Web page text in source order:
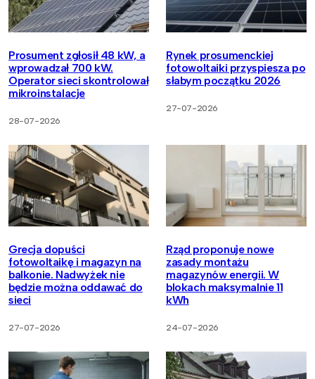
Prosument zgłosił 48 kW, a
wprowadzał 700 kW.
Operator sieci skontrolował
mikroinstalacje
28-07-2026
Rynek prosumenckiej
fotowoltaiki przyspiesza po
słabym początku 2026
27-07-2026
Grecja dopuści
fotowoltaikę i magazyn na
balkonie. Nadwyżek nie
będzie można oddawać do
sieci
27-07-2026
Rząd proponuje nowe
zasady montażu
magazynów energii. W
blokach maksymalnie 11
kWh
24-07-2026